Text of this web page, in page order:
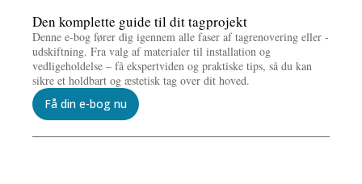
Den komplette guide til dit tagprojekt
Denne e-bog fører dig igennem alle faser af tagrenovering eller -
udskiftning. Fra valg af materialer til installation og
vedligeholdelse – få ekspertviden og praktiske tips, så du kan
sikre et holdbart og æstetisk tag over dit hoved.
Få din e-bog nu